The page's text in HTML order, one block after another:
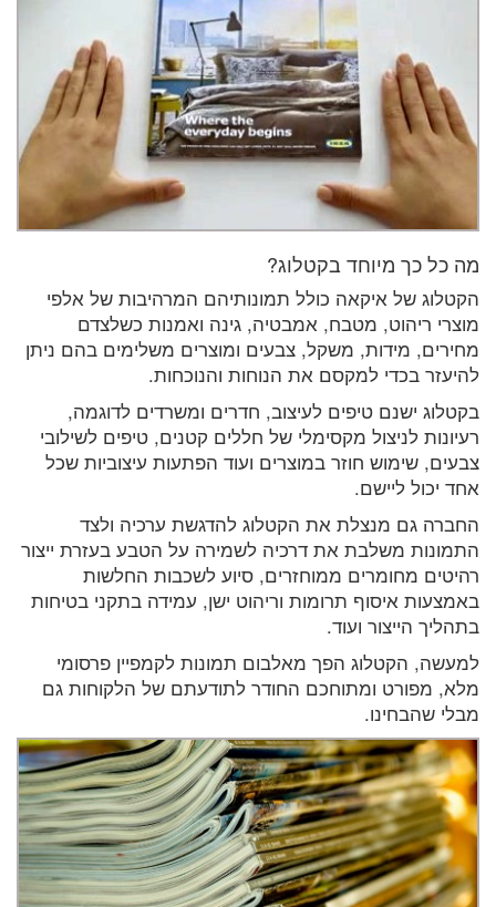
מה כל כך מיוחד בקטלוג?
הקטלוג של איקאה כולל תמונותיהם המרהיבות של אלפי
מוצרי ריהוט, מטבח, אמבטיה, גינה ואמנות כשלצדם
מחירים, מידות, משקל, צבעים ומוצרים משלימים בהם ניתן
להיעזר בכדי למקסם את הנוחות והנוכחות.
בקטלוג ישנם טיפים לעיצוב, חדרים ומשרדים לדוגמה,
רעיונות לניצול מקסימלי של חללים קטנים, טיפים לשילובי
צבעים, שימוש חוזר במוצרים ועוד הפתעות עיצוביות שכל
אחד יכול ליישם.
החברה גם מנצלת את הקטלוג להדגשת ערכיה ולצד
התמונות משלבת את דרכיה לשמירה על הטבע בעזרת ייצור
רהיטים מחומרים ממוחזרים, סיוע לשכבות החלשות
באמצעות איסוף תרומות וריהוט ישן, עמידה בתקני בטיחות
בתהליך הייצור ועוד.
למעשה, הקטלוג הפך מאלבום תמונות לקמפיין פרסומי
מלא, מפורט ומתוחכם החודר לתודעתם של הלקוחות גם
מבלי שהבחינו.